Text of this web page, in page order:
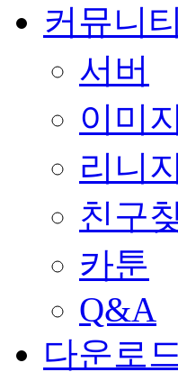
커뮤니티
서버
이미지
리니
친구
카툰
Q&A
다운로드